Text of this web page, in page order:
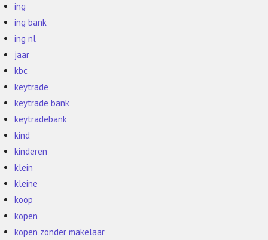
ing
ing bank
ing nl
jaar
kbc
keytrade
keytrade bank
keytradebank
kind
kinderen
klein
kleine
koop
kopen
kopen zonder makelaar